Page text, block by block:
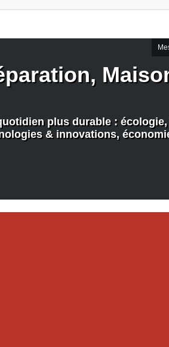
plus durable :
& innovations,